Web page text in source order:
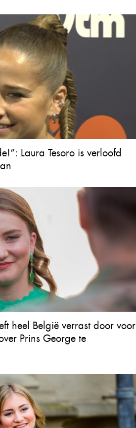
Laura Tesoro is verloofd
heel België verrast door voor
Prins George te